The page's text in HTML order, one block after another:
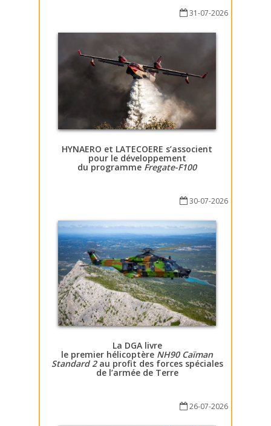
31-07-2026
HYNAERO et LATECOERE s’associent
pour le développement
du programme Fregate-F100
30-07-2026
La DGA livre
le premier hélicoptère NH90 Caïman
Standard 2au profit des forces spéciales
de l’armée de Terre
26-07-2026